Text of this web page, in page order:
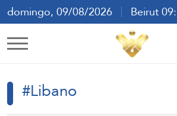
domingo, 09/08/2026
Beirut
ع En
#Libano